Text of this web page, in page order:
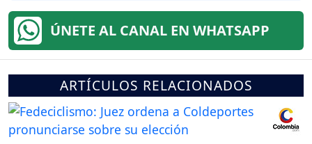
ÚNETE AL CANAL EN WHATSAPP
ARTÍCULOS RELACIONADOS